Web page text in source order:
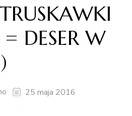
DESER W
25 maja 2016